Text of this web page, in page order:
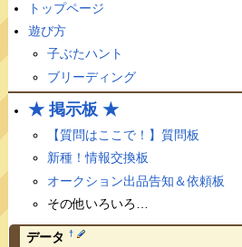
トップページ
遊び方
子ぶたハント
ブリーディング
★ 掲示板 ★
【質問はここで！】質問板
新種！情報交換板
オークション出品告知＆依頼板
その他いろいろ…
データ †